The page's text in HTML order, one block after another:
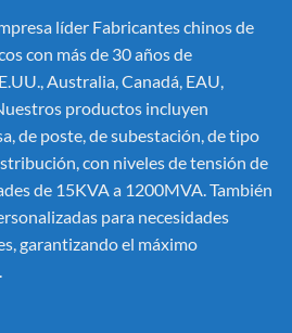
líder Fabricantes chinos de
con más de 30 años de
Australia, Canadá, EAU,
productos incluyen
de poste, de subestación, de tipo
con niveles de tensión de
de 15KVA a 1200MVA. También
para necesidades
garantizando el máximo